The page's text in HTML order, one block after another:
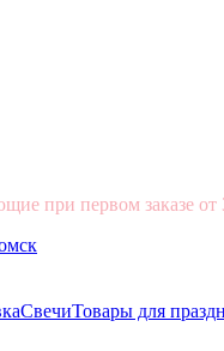
при первом заказе от
СвечиТовары для